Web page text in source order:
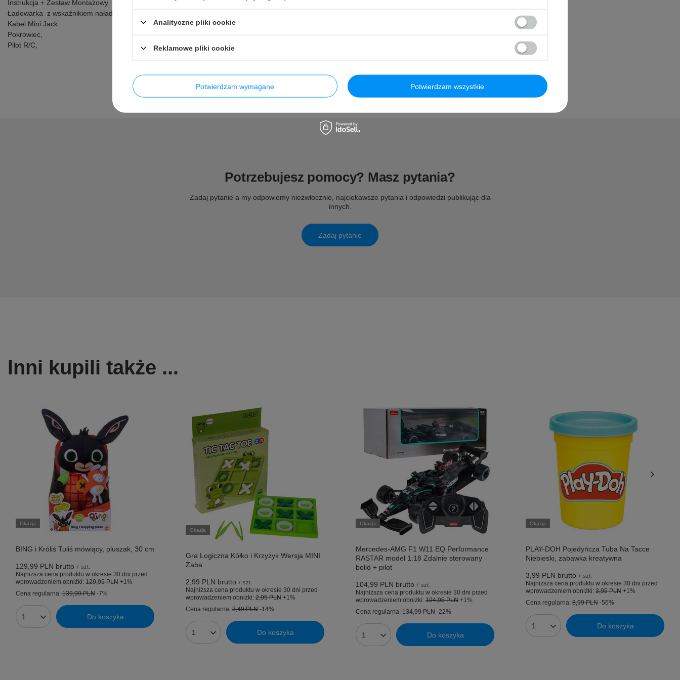
Instrukcja + Zestaw Montażowy
Ładowarka z wskaźnikiem naładowania baterii,
Kabel Mini Jack
Pokrowiec,
Pilot R/C,
Potrzebujesz pomocy? Masz pytania?
Zadaj pytanie a my odpowiemy niezwłocznie, najciekawsze pytania i odpowiedzi publikując dla
innych.
Zadaj pytanie
Inni kupili także ...
Okazja
BING i Króliś Tuliś mówiący, pluszak, 30 cm
129,99 PLN brutto / szt.
Najniższa cena produktu w okresie 30 dni przed
wprowadzeniem obniżki: 129,95 PLN +1%
Cena regularna: 139,99 PLN -7%
Ilość produktów Do koszyka
Okazja
Gra Logiczna Kółko i Krzyżyk Wersja MINI
Żaba
2,99 PLN brutto / szt.
Najniższa cena produktu w okresie 30 dni przed
wprowadzeniem obniżki: 2,95 PLN +1%
Cena regularna: 3,49 PLN -14%
Ilość produktów Do koszyka
Okazja
Mercedes-AMG F1 W11 EQ Performance
RASTAR model 1:18 Zdalnie sterowany
bolid + pilot
104,99 PLN brutto / szt.
Najniższa cena produktu w okresie 30 dni przed
wprowadzeniem obniżki: 104,95 PLN +1%
Cena regularna: 134,99 PLN -22%
Ilość produktów Do koszyka
Okazja
PLAY-DOH Pojedyńcza Tuba Na Tacce
Niebieski, zabawka kreatywna
3,99 PLN brutto / szt.
Najniższa cena produktu w okresie 30 dni przed
wprowadzeniem obniżki: 3,95 PLN +1%
Cena regularna: 8,99 PLN -56%
Ilość produktów Do koszyka
Analityczne pliki cookie
Reklamowe pliki cookie
Potwierdzam wymagane Potwierdzam wszystkie